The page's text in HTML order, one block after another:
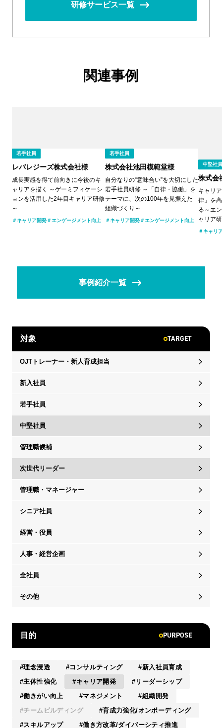
研修サービス一覧
関連事例
若手社員
レバレジーズ株式会社様
成長実感を得て前向きに今後のキ
ャリアを描く ～ゲーミフィケーシ
ョンを活用した2年目キャリア研修
～
キャリア開発 エンゲージメント向上
若手社員
株式会社池田模範堂様
自分なりの“意味合い”を大切にした
若手社員研修 ～「自律・協働」を
テーマに、次の100年を見据えた
組織づくり～
キャリア開発 エンゲージメント向上
中堅社員
株式会
キャリ
律」を
る～エ
ャリア
キャリ
事例紹介一覧
対象 TARGET
OJTトレーナー・新人育成担当
新入社員
若手社員
中堅社員
管理職候補
次世代リーダー
管理職・マネージャー
シニア社員
経営・役員
人事・経営企画
全社員
その他
目的 PURPOSE
理念浸透 コンサルティング
新入社員育成
主体性強化
キャリア開発
リーダーシップ
働きがい向上
マネジメント
組織開発
チームビルディング
育成力強化/オンボーディング
スキルアップ
働き方改革/ダイバーシティ推進